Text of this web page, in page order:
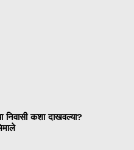
कशा दाखवल्या?